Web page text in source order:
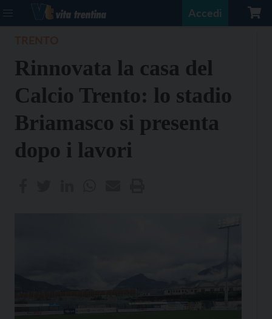
Accedi
Rinnovata la casa del
Calcio Trento: lo stadio
Briamasco si presenta
dopo i lavori